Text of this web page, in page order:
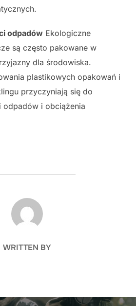
odpadów Ekologiczne
są często pakowane w
dla środowiska.
plastikowych opakowań i
przyczyniają się do
odpadów i obciążenia
POST AUTHOR
WRITTEN BY